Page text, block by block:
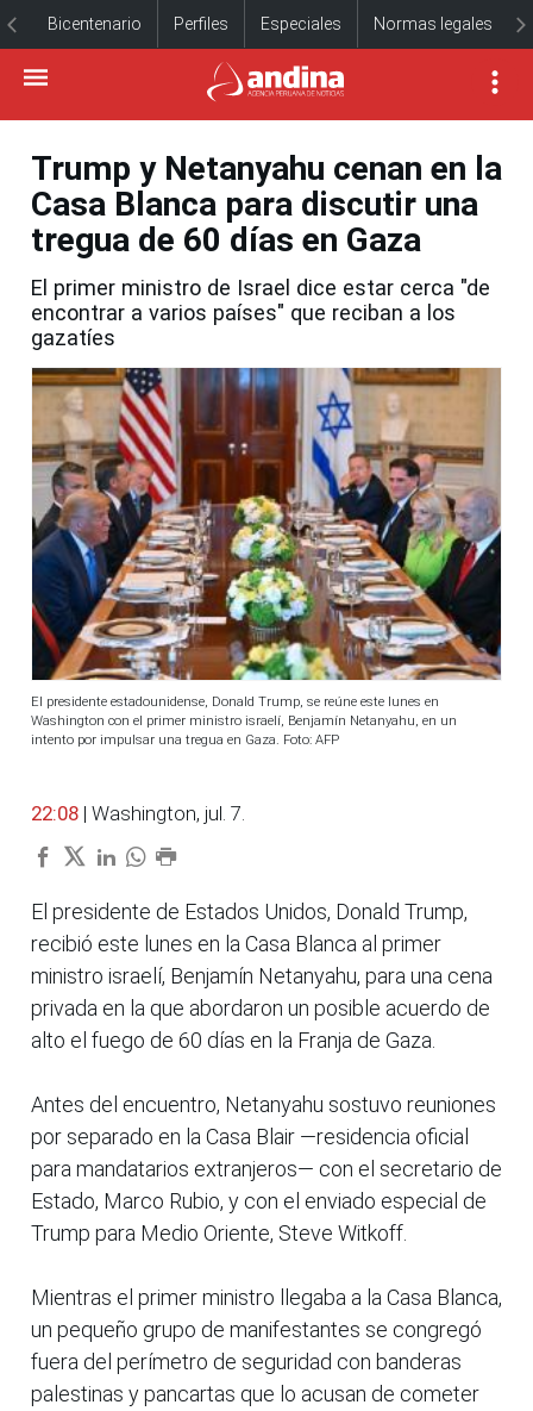
Bicentenario Perfiles Especiales Normas legales
Trump y Netanyahu cenan en la
Casa Blanca para discutir una
tregua de 60 días en Gaza
El primer ministro de Israel dice estar cerca "de
encontrar a varios países" que reciban a los
gazatíes
El presidente estadounidense, Donald Trump, se reúne este lunes en
Washington con el primer ministro israelí, Benjamín Netanyahu, en un
intento por impulsar una tregua en Gaza. Foto: AFP
22:08 | Washington, jul. 7.
El presidente de Estados Unidos, Donald Trump,
recibió este lunes en la Casa Blanca al primer
ministro israelí, Benjamín Netanyahu, para una cena
privada en la que abordaron un posible acuerdo de
alto el fuego de 60 días en la Franja de Gaza.
Antes del encuentro, Netanyahu sostuvo reuniones
por separado en la Casa Blair —residencia oficial
para mandatarios extranjeros— con el secretario de
Estado, Marco Rubio, y con el enviado especial de
Trump para Medio Oriente, Steve Witkoff.
Mientras el primer ministro llegaba a la Casa Blanca,
un pequeño grupo de manifestantes se congregó
fuera del perímetro de seguridad con banderas
palestinas y pancartas que lo acusan de cometer